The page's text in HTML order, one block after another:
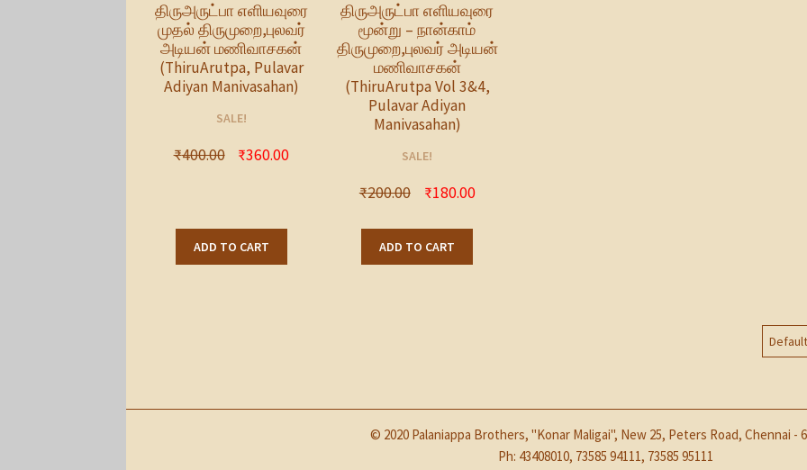
திருஅருட்பா எளியவுரை
முதல் திருமுறை,புலவர்
அடியன் மணிவாசகன்
(ThiruArutpa, Pulavar
Adiyan Manivasahan)
SALE!
₹400.00 ₹360.00
ADD TO CART
திருஅருட்பா எளியவுரை
மூன்று – நான்காம்
திருமுறை,புலவர் அடியன்
மணிவாசகன்
(ThiruArutpa Vol 3&4,
Pulavar Adiyan
Manivasahan)
SALE!
₹200.00 ₹180.00
ADD TO CART
© 2020 Palaniappa Brothers, "Konar Maligai", New 25, Peters Road, Chennai -
Ph: 43408010, 73585 94111, 73585 95111